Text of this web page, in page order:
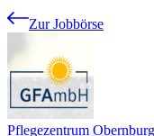
Zur Jobbörse
Pflegezentrum Obernburg